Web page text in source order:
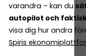
varandra – kan du
autopilot och
visa dig hur andra
Spiris